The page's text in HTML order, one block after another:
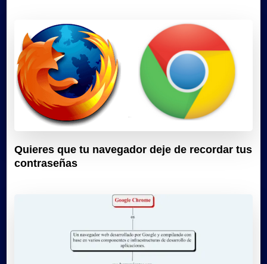
Quieres que tu navegador deje de recordar tus
contraseñas